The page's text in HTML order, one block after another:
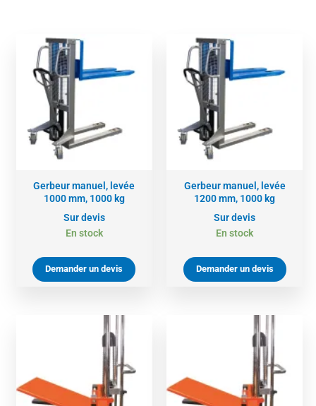
Gerbeur manuel, levée
1000 mm, 1000 kg
Sur devis
En stock
Demander un devis
Gerbeur manuel, levée
1200 mm, 1000 kg
Sur devis
En stock
Demander un devis